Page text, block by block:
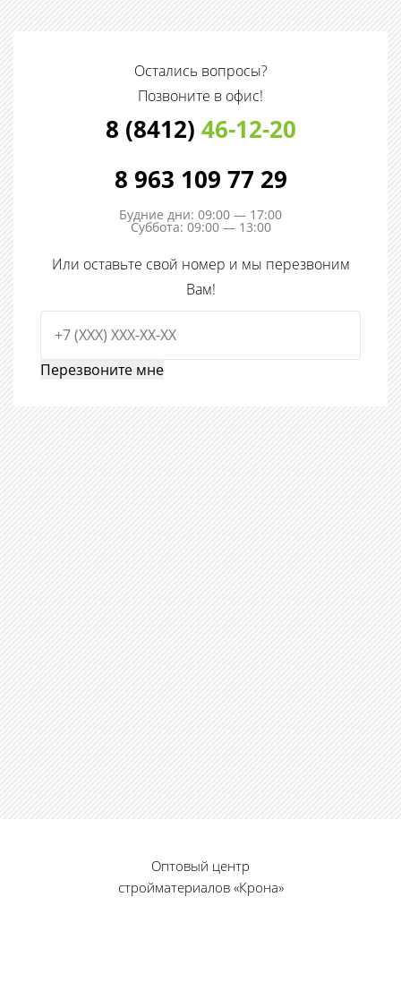
Остались вопросы?
Позвоните в офис!
8 (8412) 46-12-20
8 963 109 77 29
Будние дни: 09:00 — 17:00
Суббота: 09:00 — 13:00
Или оставьте свой номер и мы перезвоним
Вам!
Оптовый центр
стройматериалов «Крона»